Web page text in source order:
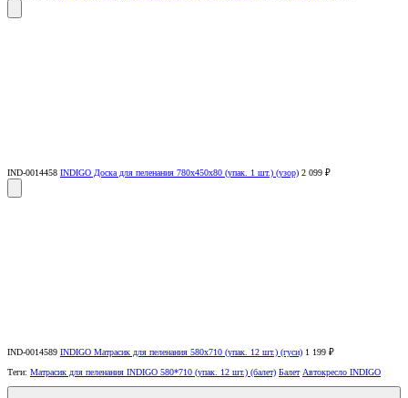
IND-0014458 INDIGO Доска для пеленания 780х450х80 (упак. 1 шт.) (узор) 2 099 ₽
IND-0014589 INDIGO Матрасик для пеленания 580х710 (упак. 12 шт.) (гуси) 1 199 ₽
Теги: Матрасик для пеленания INDIGO 580*710 (упак. 12 шт.) (балет) Балет Автокресло INDIGO